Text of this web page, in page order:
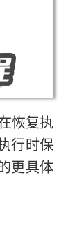
恢复执
行时保
更具体